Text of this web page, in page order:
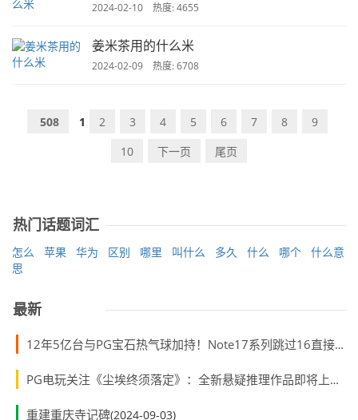
2024-02-10 热度: 4655
姜米茶用的什么米
2024-02-09 热度: 6708
508 1 2 3 4 5 6 7 8
9
10
下一页 尾页
热门话题词汇
怎么 苹果 华为 区别 哪里 叫什么 多久 什么 哪个
什么意
思
最新
12年5亿台与PG宝石热气球加持！Note17系列跳过16直接封神
PG电玩关注《尘埃终须落定》：全新悬疑推理作品即将上线PS5
重建重庆寺记碑(2024-09-03)